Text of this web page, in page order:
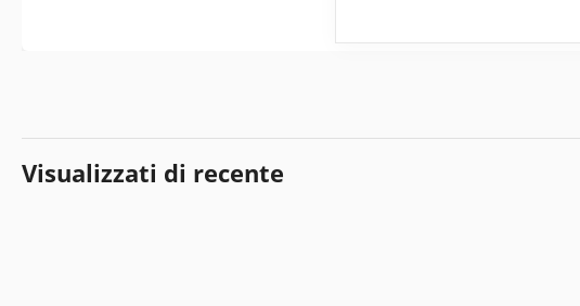
Visualizzati di recente